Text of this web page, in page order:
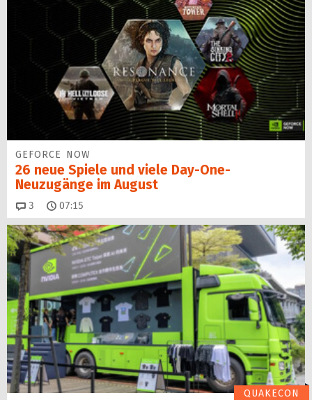
GEFORCE NOW
26 neue Spiele und viele Day-One-
Neuzugänge im August
3 Kommentare
07:15
QUAKECON